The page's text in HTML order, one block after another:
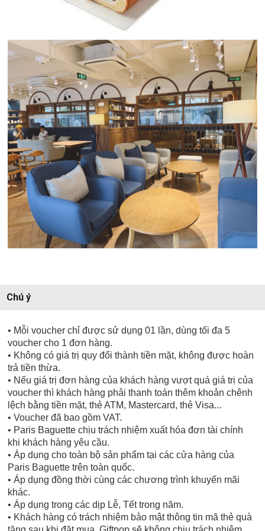
Chú ý
• Mỗi voucher chỉ được sử dụng 01 lần, dùng tối đa 5
voucher cho 1 đơn hàng.
• Không có giá trị quy đổi thành tiền mặt, không được hoàn
trả tiền thừa.
• Nếu giá trị đơn hàng của khách hàng vượt quá giá trị của
voucher thì khách hàng phải thanh toán thêm khoản chênh
lệch bằng tiền mặt, thẻ ATM, Mastercard, thẻ Visa...
• Voucher đã bao gồm VAT.
• Paris Baguette chịu trách nhiệm xuất hóa đơn tài chính
khi khách hàng yêu cầu.
• Áp dụng cho toàn bộ sản phẩm tại các cửa hàng của
Paris Baguette trên toàn quốc.
• Áp dụng đồng thời cùng các chương trình khuyến mãi
khác.
• Áp dụng trong các dịp Lễ, Tết trong năm.
• Khách hàng có trách nhiệm bảo mật thông tin mã thẻ quà